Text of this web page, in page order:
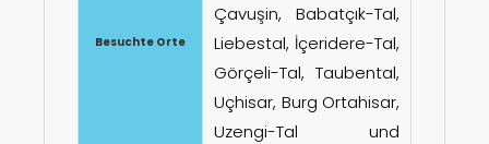
Besuchte Orte
Çavuşin, Babatçık-Tal,
Liebestal, İçeridere-Tal,
Görçeli-Tal, Taubental,
Uçhisar, Burg Ortahisar,
Uzengi-Tal und